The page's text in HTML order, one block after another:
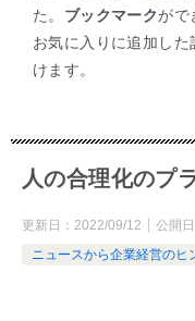
た。 ブックマークがで
お気に入りに追加した
けます。
人の合理化のプ
更新日： 2022/09/12 公開日
ニュースから企業経営のヒ